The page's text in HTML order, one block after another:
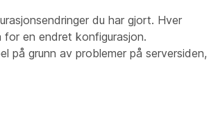
du har gjort. Hver
en endret konfigurasjon.
på grunn av problemer på serversiden,